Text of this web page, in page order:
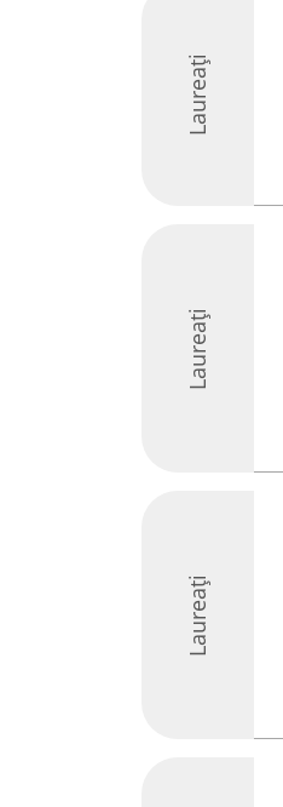
Laureați
Laureați
Laureați